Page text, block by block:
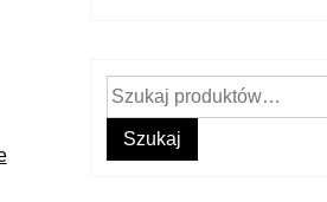
Szukaj:
Szukaj